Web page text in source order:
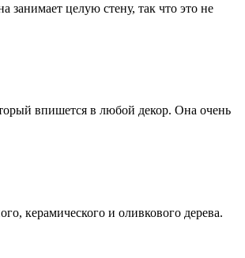
целую стену, так что это не
впишется в любой декор. Она очень
керамического и оливкового дерева.